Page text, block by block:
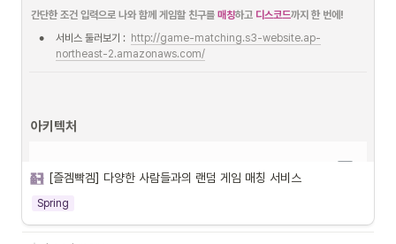
간단한 조건 입력으로 나와 함께 게임할 친구를 매칭하고 디스코드까지 한 번에!
• 서비스 둘러보기 :
http://game-matching.s3-website.ap-
northeast-2.amazonaws.com/
아키텍처
[즐겜빡겜] 다양한 사람들과의 랜덤 게임 매칭 서비스
Spring